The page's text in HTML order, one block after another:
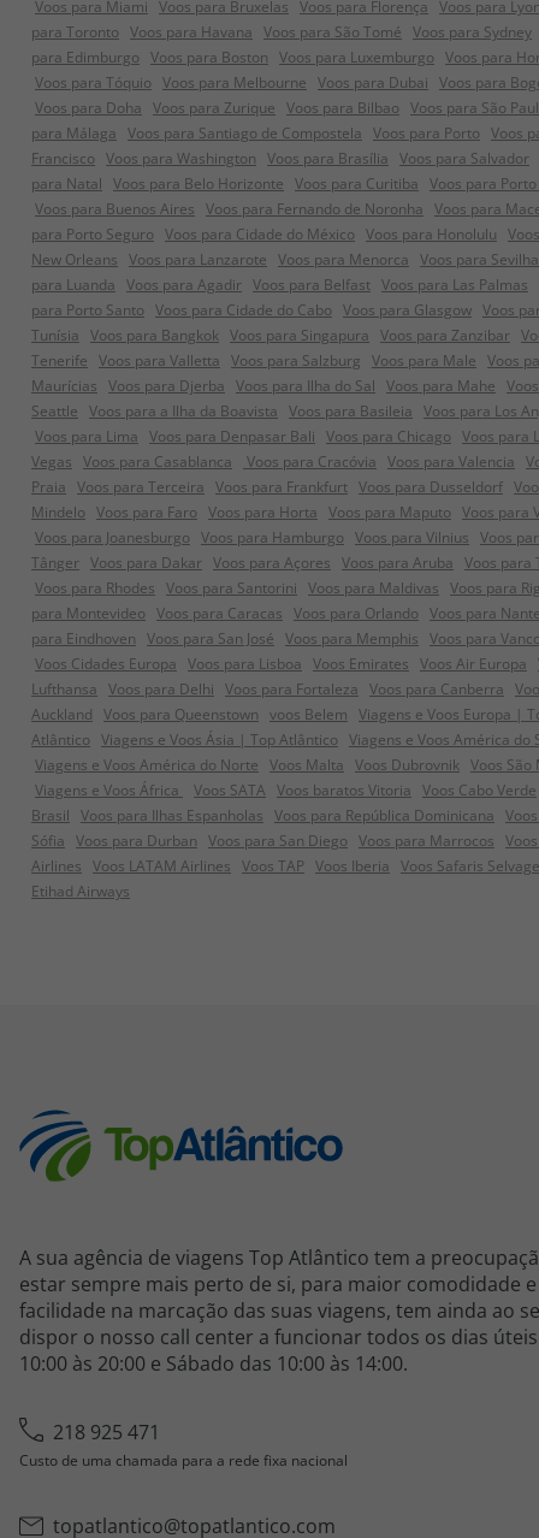
Voos para Miami Voos para Bruxelas Voos para Florença Voos para
para Toronto Voos para Havana Voos para São Tomé Voos para Sydney
para Edimburgo Voos para Boston Voos para Luxemburgo Voos para
Voos para Tóquio Voos para Melbourne Voos para Dubai Voos para
Voos para Doha Voos para Zurique Voos para Bilbao Voos para São
para Málaga Voos para Santiago de Compostela Voos para Porto Voos
Francisco Voos para Washington Voos para Brasília Voos para Salvador
para Natal Voos para Belo Horizonte Voos para Curitiba Voos para
Voos para Buenos Aires Voos para Fernando de Noronha Voos para
para Porto Seguro Voos para Cidade do México Voos para Honolulu
New Orleans Voos para Lanzarote Voos para Menorca Voos para Sevilha
para Luanda Voos para Agadir Voos para Belfast Voos para Las Palmas
para Porto Santo Voos para Cidade do Cabo Voos para Glasgow Voos
Tunísia Voos para Bangkok Voos para Singapura Voos para Zanzibar
Tenerife Voos para Valletta Voos para Salzburg Voos para Male Voos
Maurícias Voos para Djerba Voos para Ilha do Sal Voos para Mahe
Seattle Voos para a Ilha da Boavista Voos para Basileia Voos para Los
Voos para Lima Voos para Denpasar Bali Voos para Chicago Voos para
Vegas Voos para Casablanca Voos para Cracóvia Voos para Valencia
Praia Voos para Terceira Voos para Frankfurt Voos para Dusseldorf
Mindelo Voos para Faro Voos para Horta Voos para Maputo Voos para
Voos para Joanesburgo Voos para Hamburgo Voos para Vilnius Voos
Tânger Voos para Dakar Voos para Açores Voos para Aruba Voos para
Voos para Rhodes Voos para Santorini Voos para Maldivas Voos para
para Montevideo Voos para Caracas Voos para Orlando Voos para
para Eindhoven Voos para San José Voos para Memphis Voos para
Voos Cidades Europa Voos para Lisboa Voos Emirates Voos Air Europa
Lufthansa Voos para Delhi Voos para Fortaleza Voos para Canberra
Auckland Voos para Queenstown voos Belem Viagens e Voos Europa |
Atlântico Viagens e Voos Ásia | Top Atlântico Viagens e Voos América do
Viagens e Voos América do Norte Voos Malta Voos Dubrovnik Voos São
Viagens e Voos África
Voos SATA Voos baratos Vitoria Voos Cabo Verde
Brasil Voos para Ilhas Espanholas Voos para República Dominicana
Sófia Voos para Durban Voos para San Diego Voos para Marrocos
Airlines Voos LATAM Airlines Voos TAP Voos Iberia Voos Safaris
Etihad Airways
A sua agência de viagens Top Atlântico tem a
estar sempre mais perto de si, para maior comodidade
facilidade na marcação das suas viagens, tem ainda ao
dispor o nosso call center a funcionar todos os dias
10:00 às 20:00 e Sábado das 10:00 às 14:00.
218 925 471
Custo de uma chamada para a rede fixa nacional
topatlantico@topatlantico.com